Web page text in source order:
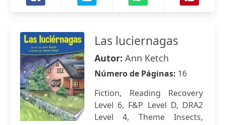
Las luciernagas
Autor: Ann Ketch
Número de Páginas: 16
Fiction, Reading Recovery
Level 6, F&P Level D, DRA2
Level 4, Theme Insects,